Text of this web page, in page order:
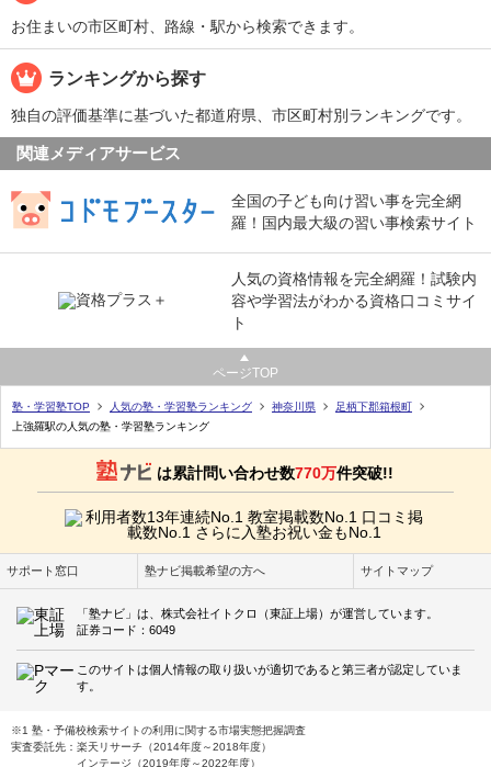
お住まいの市区町村、路線・駅から検索できます。
ランキングから探す
独自の評価基準に基づいた都道府県、市区町村別ランキングです。
関連メディアサービス
全国の子ども向け習い事を完全網
羅！国内最大級の習い事検索サイト
人気の資格情報を完全網羅！試験内
容や学習法がわかる資格口コミサイ
ト
ページTOP
塾・学習塾TOP 人気の塾・学習塾ランキング 神奈川県
足柄下郡箱根町
上強羅駅の人気の塾・学習塾ランキング
は累計問い合わせ数770万件突破!!
サポート窓口 塾ナビ掲載希望の方へ サイトマップ
「塾ナビ」は、株式会社イトクロ（東証上場）が運営しています。
証券コード：6049
このサイトは個人情報の取り扱いが適切であると第三者が認定していま
す。
※1 塾・予備校検索サイトの利用に関する市場実態把握調査
実査委託先：楽天リサーチ（2014年度～2018年度）
インテージ（2019年度～2022年度）